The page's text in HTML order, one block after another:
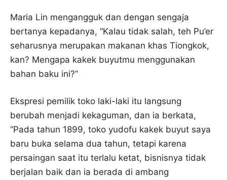
Maria Lin mengangguk dan dengan sengaja
bertanya kepadanya, “Kalau tidak salah, teh Pu’er
seharusnya merupakan makanan khas Tiongkok,
kan? Mengapa kakek buyutmu menggunakan
bahan baku ini?”
Ekspresi pemilik toko laki-laki itu langsung
berubah menjadi kekaguman, dan ia berkata,
“Pada tahun 1899, toko yudofu kakek buyut saya
baru buka selama dua tahun, tetapi karena
persaingan saat itu terlalu ketat, bisnisnya tidak
berjalan baik dan ia berada di ambang